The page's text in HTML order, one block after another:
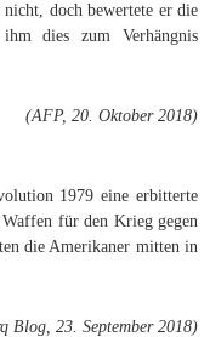
doch bewertete er die
dies zum Verhängnis
(AFP, 20. Oktober 2018)
1979 eine erbitterte
für den Krieg gegen
die Amerikaner mitten in
Blog, 23. September 2018)